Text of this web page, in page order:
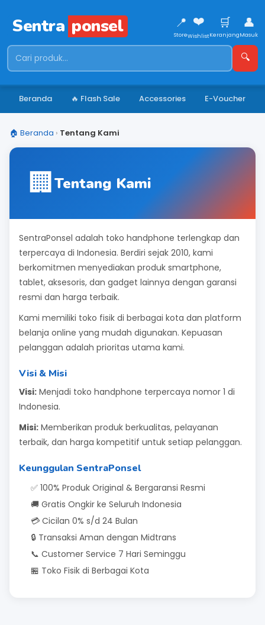
Sentra ponsel 📍
Store
❤️
Wishlist
🛒
Keranjang
👤
Masuk
🔍
Beranda 🔥 Flash Sale Accessories E-Voucher
🏠 Beranda › Tentang Kami
🏢Tentang Kami
SentraPonsel adalah toko handphone terlengkap dan
terpercaya di Indonesia. Berdiri sejak 2010, kami
berkomitmen menyediakan produk smartphone,
tablet, aksesoris, dan gadget lainnya dengan garansi
resmi dan harga terbaik.
Kami memiliki toko fisik di berbagai kota dan platform
belanja online yang mudah digunakan. Kepuasan
pelanggan adalah prioritas utama kami.
Visi & Misi
Visi: Menjadi toko handphone terpercaya nomor 1 di
Indonesia.
Misi: Memberikan produk berkualitas, pelayanan
terbaik, dan harga kompetitif untuk setiap pelanggan.
Keunggulan SentraPonsel
✅ 100% Produk Original & Bergaransi Resmi
🚚 Gratis Ongkir ke Seluruh Indonesia
💳 Cicilan 0% s/d 24 Bulan
🔒 Transaksi Aman dengan Midtrans
📞 Customer Service 7 Hari Seminggu
🏪 Toko Fisik di Berbagai Kota